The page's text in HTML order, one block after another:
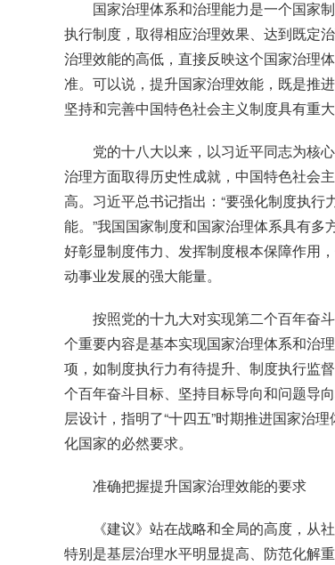
国家治理体系和治理能力是一个国家
执行制度，取得相应治理效果、达到既定
治理效能的高低，直接反映这个国家治理
准。可以说，提升国家治理效能，既是推
坚持和完善中国特色社会主义制度具有重大
党的十八大以来，以习近平同志为核
治理方面取得历史性成就，中国特色社会
高。习近平总书记指出：“要强化制度执
能。”我国国家制度和国家治理体系具有
好彰显制度伟力、发挥制度根本保障作用
动事业发展的强大能量。
按照党的十九大对实现第二个百年奋
个重要内容是基本实现国家治理体系和治
项，如制度执行力有待提升、制度执行监
个百年奋斗目标、坚持目标导向和问题导
层设计，指明了“十四五”时期推进国家治
化国家的必然要求。
准确把握提升国家治理效能的要求
《建议》站在战略和全局的高度，从
特别是基层治理水平明显提高、防范化解